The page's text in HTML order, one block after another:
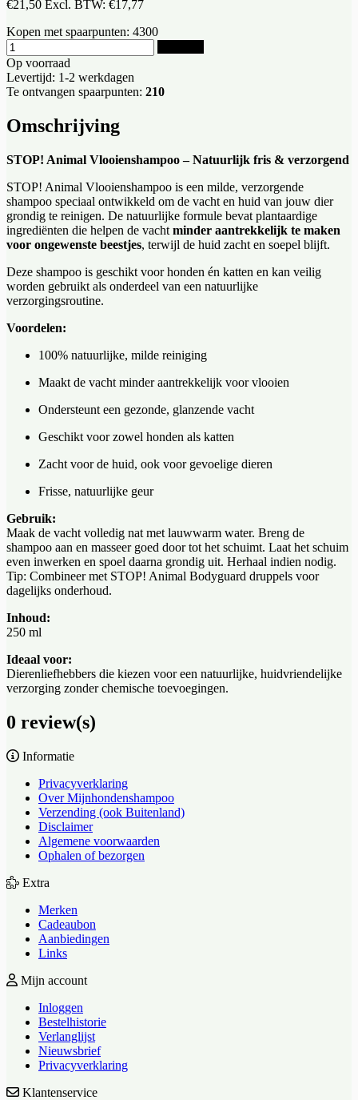
€21,50 Excl. BTW: €17,77
Kopen met spaarpunten: 4300
Op voorraad
Levertijd: 1-2 werkdagen
Te ontvangen spaarpunten: 210
Omschrijving
STOP! Animal Vlooienshampoo – Natuurlijk fris & verzorgend
STOP! Animal Vlooienshampoo is een milde, verzorgende
shampoo speciaal ontwikkeld om de vacht en huid van jouw dier
grondig te reinigen. De natuurlijke formule bevat plantaardige
ingrediënten die helpen de vacht minder aantrekkelijk te maken
voor ongewenste beestjes, terwijl de huid zacht en soepel blijft.
Deze shampoo is geschikt voor honden én katten en kan veilig
worden gebruikt als onderdeel van een natuurlijke
verzorgingsroutine.
Voordelen:
100% natuurlijke, milde reiniging
Maakt de vacht minder aantrekkelijk voor vlooien
Ondersteunt een gezonde, glanzende vacht
Geschikt voor zowel honden als katten
Zacht voor de huid, ook voor gevoelige dieren
Frisse, natuurlijke geur
Gebruik:
Maak de vacht volledig nat met lauwwarm water. Breng de
shampoo aan en masseer goed door tot het schuimt. Laat het schuim
even inwerken en spoel daarna grondig uit. Herhaal indien nodig.
Tip: Combineer met STOP! Animal Bodyguard druppels voor
dagelijks onderhoud.
Inhoud:
250 ml
Ideaal voor:
Dierenliefhebbers die kiezen voor een natuurlijke, huidvriendelijke
verzorging zonder chemische toevoegingen.
0 review(s)
Informatie
Privacyverklaring
Over Mijnhondenshampoo
Verzending (ook Buitenland)
Disclaimer
Algemene voorwaarden
Ophalen of bezorgen
Extra
Merken
Cadeaubon
Aanbiedingen
Links
Mijn account
Inloggen
Bestelhistorie
Verlanglijst
Nieuwsbrief
Privacyverklaring
Klantenservice